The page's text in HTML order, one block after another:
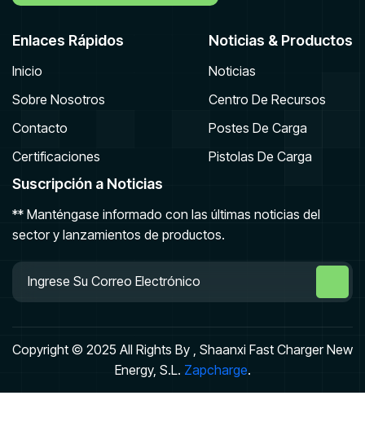
Enlaces Rápidos
Inicio
Sobre Nosotros
Contacto
Certificaciones
Noticias & Productos
Noticias
Centro De Recursos
Postes De Carga
Pistolas De Carga
Suscripción a Noticias
** Manténgase informado con las últimas noticias del
sector y lanzamientos de productos.
Copyright © 2025 All Rights By , Shaanxi Fast Charger New
Energy, S.L. Zapcharge.